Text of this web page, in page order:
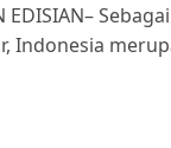
EDISIAN–
Indonesia